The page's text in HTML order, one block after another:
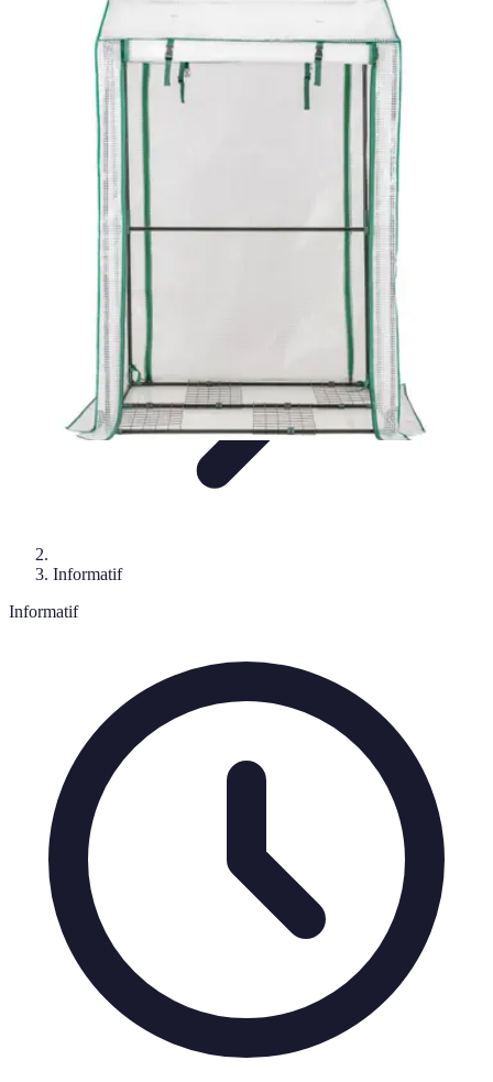
Fruits de Saison
SaisonsAlimentation saineArticles MensuelsChoix et
Conservation
Fruits de Saison
Informatif
Informatif